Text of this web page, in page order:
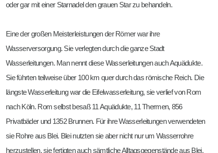
oder gar mit einer Starnadel den grauen Star zu behandeln.
Eine der großen Meisterleistungen der Römer war ihre
Wasserversorgung. Sie verlegten durch die ganze Stadt
Wasserleitungen. Man nennt diese Wasserleitungen auch Aquädukte.
Sie führten teilweise über 100 km quer durch das römische Reich. Die
längste Wasserleitung war die Eifelwasserleitung, sie verlief von Rom
nach Köln. Rom selbst besaß 11 Aquädukte, 11 Thermen, 856
Privatbäder und 1352 Brunnen. Für ihre Wasserleitungen verwendeten
sie Rohre aus Blei. Blei nutzten sie aber nicht nur um Wasserrohre
herzustellen, sie fertigten auch sämtliche Alltagsgegenstände aus Blei,